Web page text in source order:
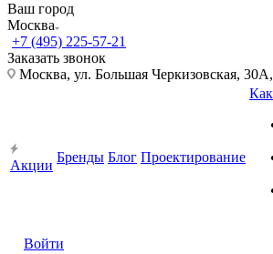
Ваш город
Москва
+7 (495) 225-57-21
Заказать звонок
Москва, ул. Большая Черкизовская,
Акции
Бренды Блог Проектирование
Войти